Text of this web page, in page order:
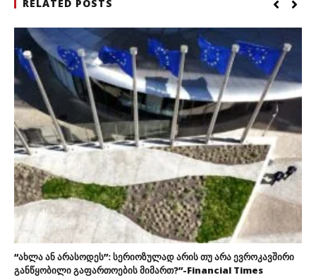
RELATED POSTS
“ახლა ან არასოდეს”: სერიოზულად არის თუ არა ევროკავშირი
განწყობილი გაფართოების მიმართ?”-Financial Times